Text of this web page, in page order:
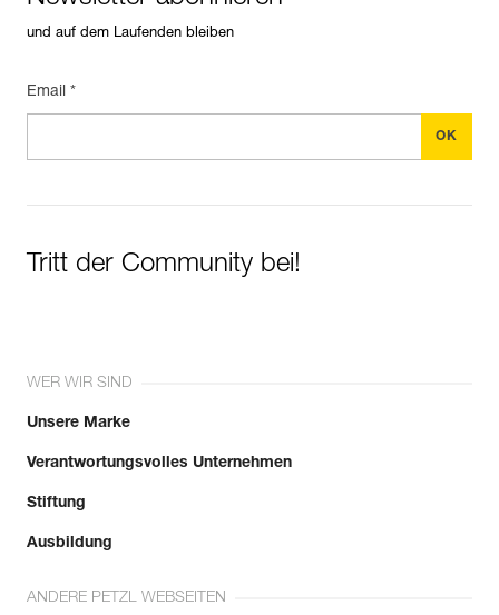
und auf dem Laufenden bleiben
Email *
Tritt der Community bei!
WER WIR SIND
Unsere Marke
Verantwortungsvolles Unternehmen
Stiftung
Ausbildung
ANDERE PETZL WEBSEITEN